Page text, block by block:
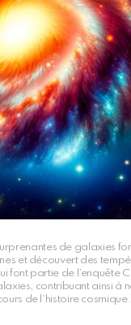
de galaxies
et découvert des
font partie de l’enquête
contribuant ainsi
de l’histoire cosmique.